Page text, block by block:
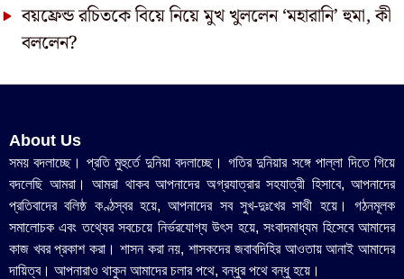
বয়ফ্রেন্ড রচিতকে বিয়ে নিয়ে মুখ খুললেন ‘মহারানি’ হুমা, কী
বললেন?
About Us
সময় বদলাচ্ছে। প্রতি মুহুর্তে দুনিয়া বদলাচ্ছে। গতির দুনিয়ার সঙ্গে পাল্লা দিতে গিয়ে
বদলেছি আমরা। আমরা থাকব আপনাদের অগ্রযাত্রার সহযাত্রী হিসাবে, আপনাদের
প্রতিবাদের বলিষ্ঠ কণ্ঠস্বর হয়ে, আপনাদের সব সুখ-দুঃখের সাথী হয়ে। গঠনমূলক
সমালোচক এবং তথ্যের সবচেয়ে নির্ভরযোগ্য উ‍ৎস হয়ে, সংবাদমাধ্যম হিসেবে আমাদের
কাজ খবর প্রকাশ করা। শাসন করা নয়, শাসকদের জবাবদিহির আওতায় আনাই আমাদের
দায়িত্ব। আপনারাও থাকুন আমাদের চলার পথে, বন্ধুর পথে বন্ধু হয়ে।